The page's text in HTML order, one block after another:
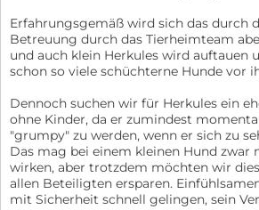
Erfahrungsgemäß wird sich das durch
Betreuung durch das Tierheimteam
und auch klein Herkules wird auftauen
schon so viele schüchterne Hunde vor
Dennoch suchen wir für Herkules ein
ohne Kinder, da er zumindest
"grumpy" zu werden, wenn er sich zu
Das mag bei einem kleinen Hund zwar
wirken, aber trotzdem möchten wir
allen Beteiligten ersparen.
mit Sicherheit schnell gelingen, sein